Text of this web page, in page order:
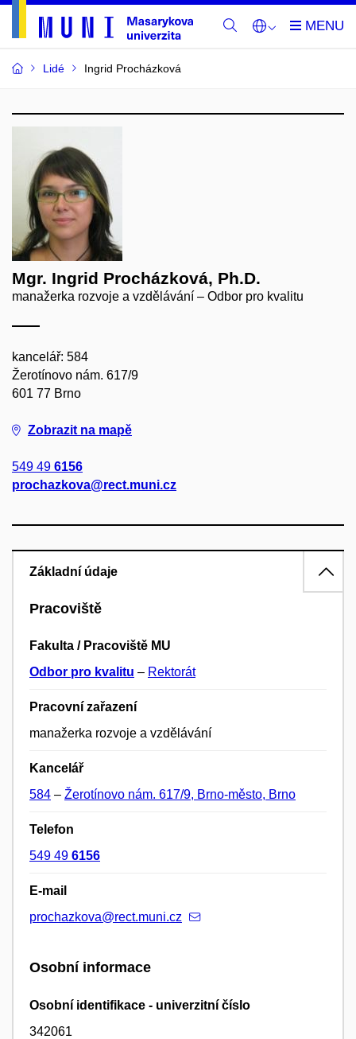
Lidé Ingrid Procházková
Mgr. Ingrid Procházková, Ph.D.
manažerka rozvoje a vzdělávání – Odbor pro kvalitu
kancelář: 584
Žerotínovo nám. 617/9
601 77 Brno
Zobrazit na mapě
549 49 6156
prochazkova@rect.muni.cz
Základní údaje
Pracoviště
Fakulta / Pracoviště MU
Odbor pro kvalitu – Rektorát
Pracovní zařazení
manažerka rozvoje a vzdělávání
Kancelář
584 – Žerotínovo nám. 617/9, Brno-město, Brno
Telefon
549 49 6156
E-mail
prochazkova@rect.muni.cz
Osobní informace
Osobní identifikace - univerzitní číslo
342061